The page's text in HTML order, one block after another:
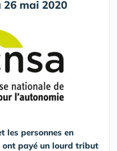
26 mai 2020
les personnes en
payé un lourd tribut